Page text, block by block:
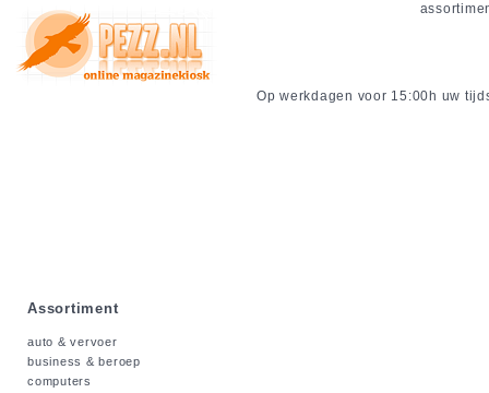
Op werkdagen voor 15:00h uw
Assortiment
auto & vervoer
business & beroep
computers